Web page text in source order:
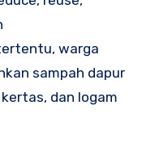
warga
sampah dapur
dan logam